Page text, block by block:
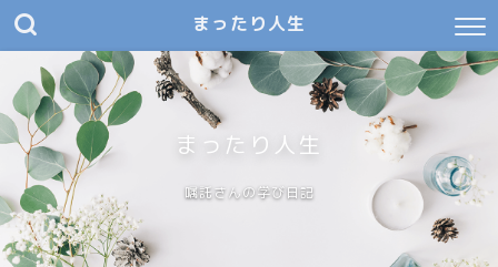
まったり人生
まったり人生
嘱託さんの学び日記